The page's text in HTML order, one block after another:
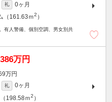
礼
0ヶ月
（161.63ｍ2 ）
有人警備、個別空調、男女別共
万円
万円
礼
0ヶ月
198.58ｍ2 ）